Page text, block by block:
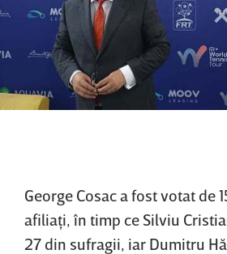
George Cosac a fost votat de
afiliaţi, în timp ce Silviu
27 din sufragii, iar Dumitru